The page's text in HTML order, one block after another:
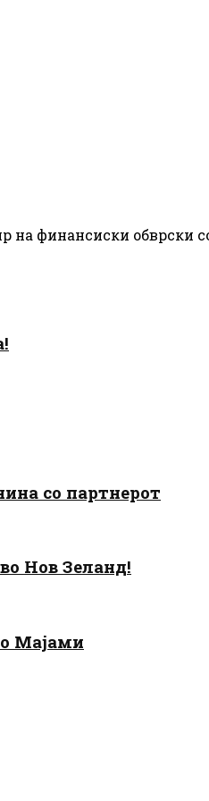
на финансиски обврски
со партнерот
Нов Зеланд!
Мајами